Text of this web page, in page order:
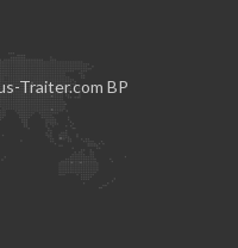
Traiter.com BP